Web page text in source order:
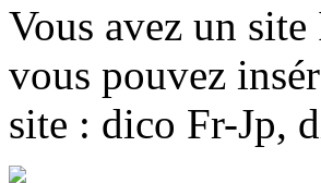
Vous avez un
vous pouvez
site : dico Fr-Jp,